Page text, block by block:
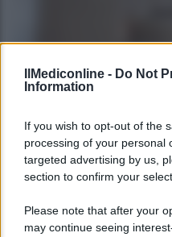
IlMediconline - Do Not
Information
If you wish to opt-out of the
processing of your personal
targeted advertising by us,
section to confirm your
Please note that after your
may continue seeing
Le fiduciarie di
supporto delle
straordinaria e